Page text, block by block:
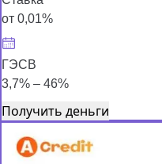
от 0,01%
ГЭСВ
3,7% – 46%
Получить деньги